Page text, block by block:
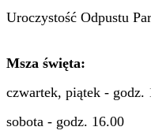
Uroczystość Odpustu
Msza święta:
czwartek, piątek - godz.
sobota - godz. 16.00